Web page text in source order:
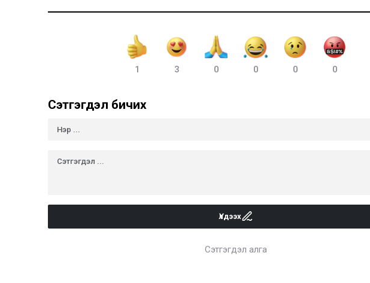
1 3 0 0 0 0
Сэтгэгдэл бичих
Үлдээх
Сэтгэгдэл алга